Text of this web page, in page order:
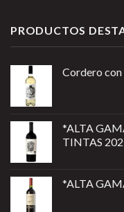
PRODUCTOS
Cordero
*ALTA
TINTAS
*ALTA